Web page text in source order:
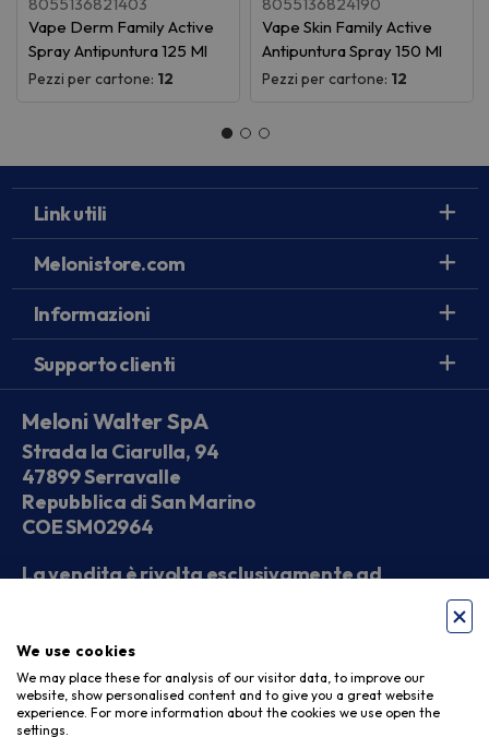
8055136821403
Vape Derm Family Active
Spray Antipuntura 125 Ml
Pezzi per cartone: 12
8055136824190
Vape Skin Family Active
Antipuntura Spray 150 Ml
Pezzi per cartone: 12
Link utili
Melonistore.com
Informazioni
Supporto clienti
Meloni Walter SpA
Strada la Ciarulla, 94
47899 Serravalle
Repubblica di San Marino
COE SM02964
La vendita è rivolta esclusivamente ad
Seguici sui social
We use cookies
We may place these for analysis of our visitor data, to improve our
website, show personalised content and to give you a great website
experience. For more information about the cookies we use open the
settings.